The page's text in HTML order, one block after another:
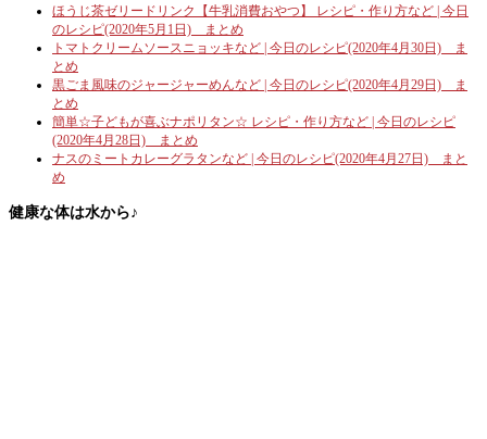
ほうじ茶ゼリードリンク【牛乳消費おやつ】 レシピ・作り方など | 今日
のレシピ(2020年5月1日) まとめ
トマトクリームソースニョッキなど | 今日のレシピ(2020年4月30日) ま
とめ
黒ごま風味のジャージャーめんなど | 今日のレシピ(2020年4月29日) ま
とめ
簡単☆子どもが喜ぶナポリタン☆ レシピ・作り方など | 今日のレシピ
(2020年4月28日) まとめ
ナスのミートカレーグラタンなど | 今日のレシピ(2020年4月27日) まと
め
健康な体は水から♪